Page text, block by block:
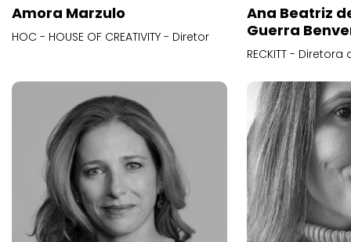
Amora Marzulo
HOC - HOUSE OF CREATIVITY - Diretor
Ana Beatriz
Guerra
RECKITT -